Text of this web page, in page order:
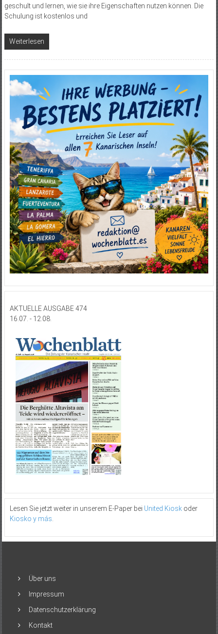
geschult und lernen, wie sie ihre Eigenschaften nutzen können. Die
Schulung ist kostenlos und
Weiterlesen
AKTUELLE AUSGABE 474
16.07. - 12.08.
Lesen Sie jetzt weiter in unserem E-Paper bei United Kioskoder
Kiosko y más.
Über uns
Impressum
Datenschutzerklärung
Kontakt